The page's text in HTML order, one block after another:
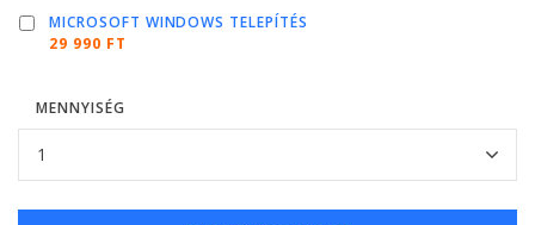
MICROSOFT WINDOWS TELEPÍTÉS
29 990 FT
MENNYISÉG